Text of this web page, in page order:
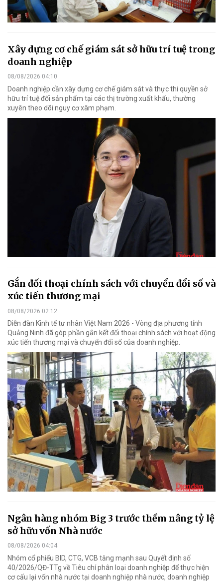
Xây dựng cơ chế giám sát sở hữu trí tuệ trong
doanh nghiệp
08/08/2026 04:10
Doanh nghiệp cần xây dựng cơ chế giám sát và thực thi quyền sở
hữu trí tuệ đối sản phẩm tại các thị trường xuất khẩu, thường
xuyên theo dõi nguy cơ xâm phạm.
Gắn đối thoại chính sách với chuyển đổi số và
xúc tiến thương mại
08/08/2026 02:12
Diễn đàn Kinh tế tư nhân Việt Nam 2026 - Vòng địa phương tỉnh
Quảng Ninh đã góp phần gắn kết đối thoại chính sách với hoạt động
xúc tiến thương mại và chuyển đổi số của doanh nghiệp.
Ngân hàng nhóm Big 3 trước thềm nâng tỷ lệ
sở hữu vốn Nhà nước
08/08/2026 04:04
Nhóm cổ phiếu BID, CTG, VCB tăng mạnh sau Quyết định số
40/2026/QĐ-TTg về Tiêu chí phân loại doanh nghiệp để thực hiện
cơ cấu lại vốn nhà nước tại doanh nghiệp nhà nước, doanh nghiệp